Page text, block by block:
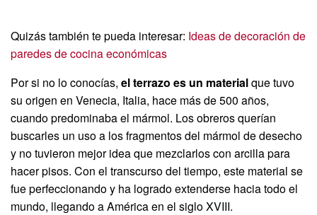
Quizás también te pueda interesar: Ideas de decoración de
paredes de cocina económicas
Por si no lo conocías, el terrazo es un materialque tuvo
su origen en Venecia, Italia, hace más de 500 años,
cuando predominaba el mármol. Los obreros querían
buscarles un uso a los fragmentos del mármol de desecho
y no tuvieron mejor idea que mezclarlos con arcilla para
hacer pisos. Con el transcurso del tiempo, este material se
fue perfeccionando y ha logrado extenderse hacia todo el
mundo, llegando a América en el siglo XVIII.